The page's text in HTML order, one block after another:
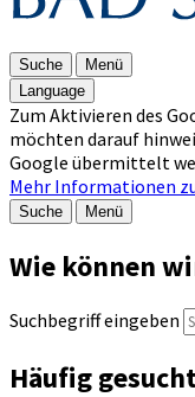
Suche
Menü
Language
Zum Aktivieren des
möchten darauf
Google übermittelt
Mehr Informationen
Suche Menü
Wie können
Suchbegriff eingeben
Häufig